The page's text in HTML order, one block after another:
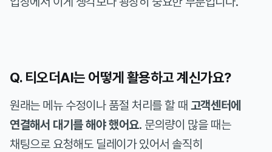
Q. 티오더AI는 어떻게 활용하고 계신가요?
원래는 메뉴 수정이나 품절 처리를 할 때 고객센터에
연결해서 대기를 해야 했어요. 문의량이 많을 때는
채팅으로 요청해도 딜레이가 있어서 솔직히